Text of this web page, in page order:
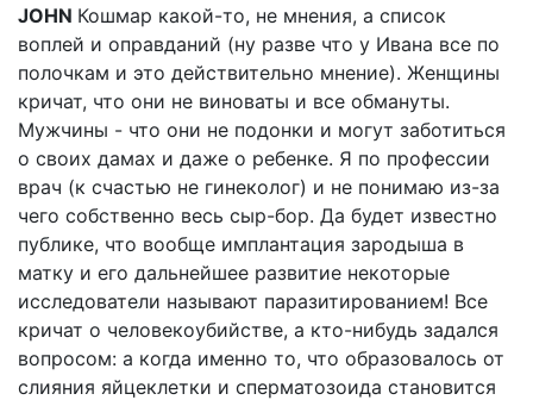
JOHN Кошмар какой-то, не мнения, а список
воплей и оправданий (ну разве что у Ивана все по
полочкам и это действительно мнение). Женщины
кричат, что они не виноваты и все обмануты.
Мужчины - что они не подонки и могут заботиться
о своих дамах и даже о ребенке. Я по профессии
врач (к счастью не гинеколог) и не понимаю из-за
чего собственно весь сыр-бор. Да будет известно
публике, что вообще имплантация зародыша в
матку и его дальнейшее развитие некоторые
исследователи называют паразитированием! Все
кричат о человекоубийстве, а кто-нибудь задался
вопросом: а когда именно то, что образовалось от
слияния яйцеклетки и сперматозоида становится